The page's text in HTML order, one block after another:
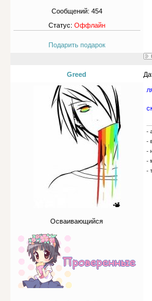
Сообщений: 454
Статус: Оффлайн
Подарить подарок
Greed
Осваивающийся
-
-
-
-
-